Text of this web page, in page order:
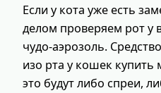
Если у кота уже есть
делом проверяем рот у
чудо‑аэрозоль.
изо рта у кошек
это будут либо спреи,